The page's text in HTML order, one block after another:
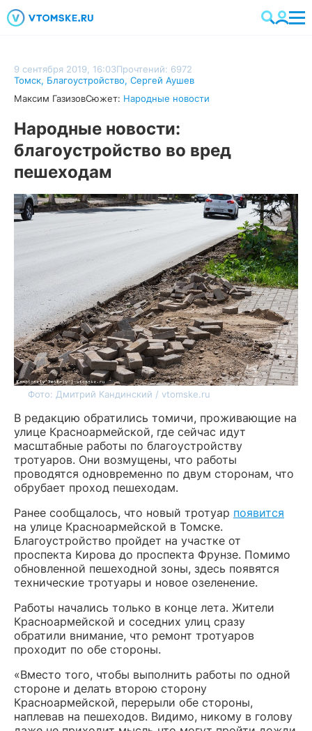
9 сентября 2019, 16:03Прочтений: 6972
Томск, Благоустройство, Сергей Аушев
Максим ГазизовСюжет: Народные новости
Народные новости:
благоустройство во вред
пешеходам
Фото: Дмитрий Кандинский / vtomske.ru
В редакцию обратились томичи, проживающие на
улице Красноармейской, где сейчас идут
масштабные работы по благоустройству
тротуаров. Они возмущены, что работы
проводятся одновременно по двум сторонам, что
обрубает проход пешеходам.
Ранее сообщалось, что новый тротуар появится
на улице Красноармейской в Томске.
Благоустройство пройдет на участке от
проспекта Кирова до проспекта Фрунзе. Помимо
обновленной пешеходной зоны, здесь появятся
технические тротуары и новое озеленение.
Работы начались только в конце лета. Жители
Красноармейской и соседних улиц сразу
обратили внимание, что ремонт тротуаров
проходит по обе стороны.
«Вместо того, чтобы выполнить работы по одной
стороне и делать второю сторону
Красноармейской, перерыли обе стороны,
наплевав на пешеходов. Видимо, никому в голову